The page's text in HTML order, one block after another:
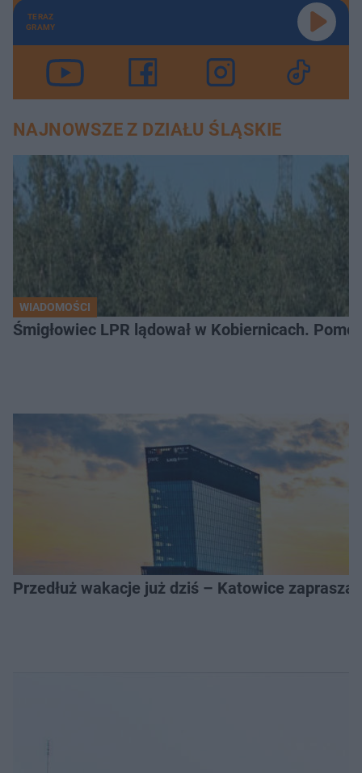
TERAZ
GRAMY
NAJNOWSZE Z DZIAŁU ŚLĄSKIE
WIADOMOŚCI
Śmigłowiec LPR lądował w Kobiernicach.
Przedłuż wakacje już dziś – Katowice